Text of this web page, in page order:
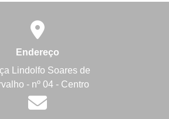
Endereço
Lindolfo Soares de
- nº 04 - Centro